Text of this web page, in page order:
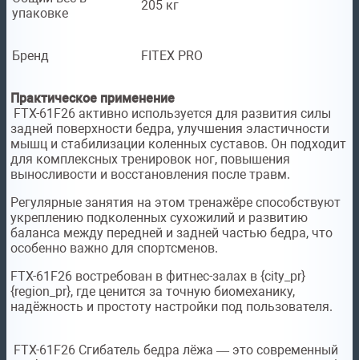
упаковке
205 кг
Бренд FITEX PRO
Практическое применение
FTX-61F26 активно используется для развития силы
задней поверхности бедра, улучшения эластичности
мышц и стабилизации коленных суставов. Он подходит
для комплексных тренировок ног, повышения
выносливости и восстановления после травм.
Регулярные занятия на этом тренажёре способствуют
укреплению подколенных сухожилий и развитию
баланса между передней и задней частью бедра, что
особенно важно для спортсменов.
FTX-61F26 востребован в фитнес-залах в {city_pr}
{region_pr}, где ценится за точную биомеханику,
надёжность и простоту настройки под пользователя.
FTX-61F26 Сгибатель бедра лёжа — это современный